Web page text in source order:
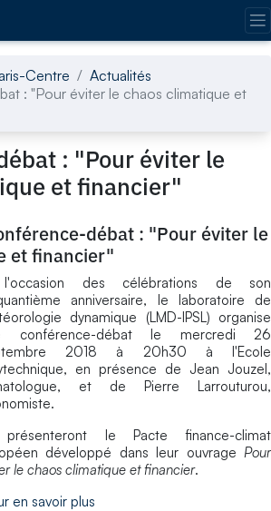
Centre
Actualités
: "Pour éviter le chaos climatique et
: "Pour éviter le
et financier"
débat : "Pour éviter le
et financier"
des célébrations de son
anniversaire, le laboratoire de
dynamique (LMD-IPSL) organise
conférence-débat le mercredi 26
2018 à 20h30 à l'Ecole
en présence de Jean Jouzel,
et de Pierre Larrouturou,
le Pacte finance-climat
développé dans leur ouvrage Pour
le chaos climatique et financier.
en savoir plus